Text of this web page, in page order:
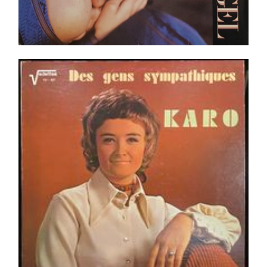
Karo – Des Gens Sympathiques LP
Ajouter au panier